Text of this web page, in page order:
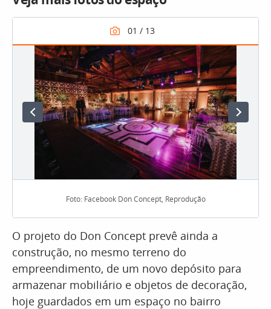
Foto: Facebook Don Concept, Reprodução
O projeto do Don Concept prevê ainda a
construção, no mesmo terreno do
empreendimento, de um novo depósito para
armazenar mobiliário e objetos de decoração,
hoje guardados em um espaço no bairro